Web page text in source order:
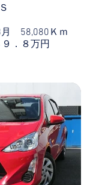
58,080Ｋｍ
．８万円